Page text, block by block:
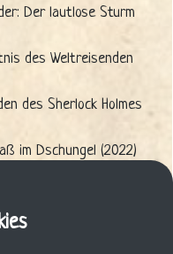
Der lautlose Sturm
des Weltreisenden
des Sherlock Holmes
im Dschungel (2022)